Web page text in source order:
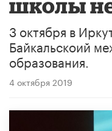
школы
3 октября в
Байкальскоий
образования.
4 октября 2019